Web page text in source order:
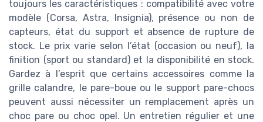
toujours les caractéristiques : compatibilité avec votre
modèle (Corsa, Astra, Insignia), présence ou non de
capteurs, état du support et absence de rupture de
stock. Le prix varie selon l’état (occasion ou neuf), la
finition (sport ou standard) et la disponibilité en stock.
Gardez à l’esprit que certains accessoires comme la
grille calandre, le pare-boue ou le support pare-chocs
peuvent aussi nécessiter un remplacement après un
choc pare ou choc opel. Un entretien régulier et une